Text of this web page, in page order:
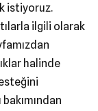
istiyoruz.
ilgili olarak
halinde